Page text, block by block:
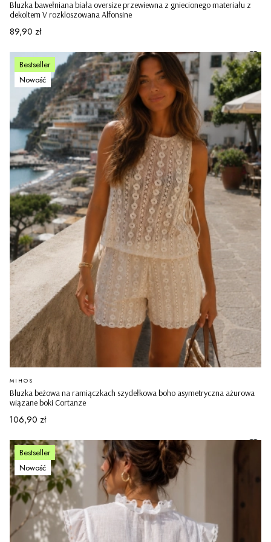
Bluzka bawełniana biała oversize przewiewna z gniecionego materiału z
dekoltem V rozkloszowana Alfonsine
Cena
89,90 zł
Bestseller
Nowość
Bluzka beżowa na ramiączkach szydełkowa boho asymetryczna ażurowa
wiązane boki Cortanze
PRODUCENT
MIHOS
Cena
106,90 zł
Bestseller
Nowość